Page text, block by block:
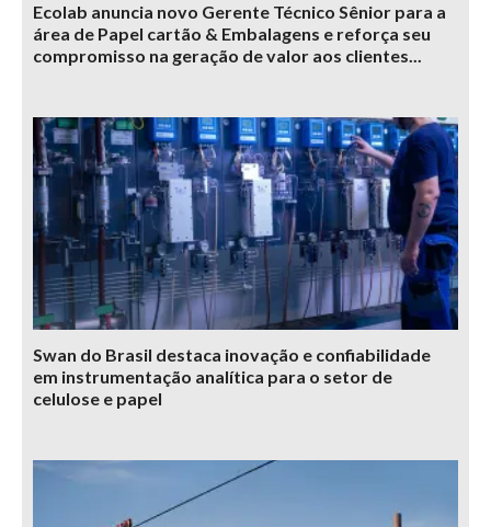
Ecolab anuncia novo Gerente Técnico Sênior para a
área de Papel cartão & Embalagens e reforça seu
compromisso na geração de valor aos clientes...
Swan do Brasil destaca inovação e confiabilidade
em instrumentação analítica para o setor de
celulose e papel